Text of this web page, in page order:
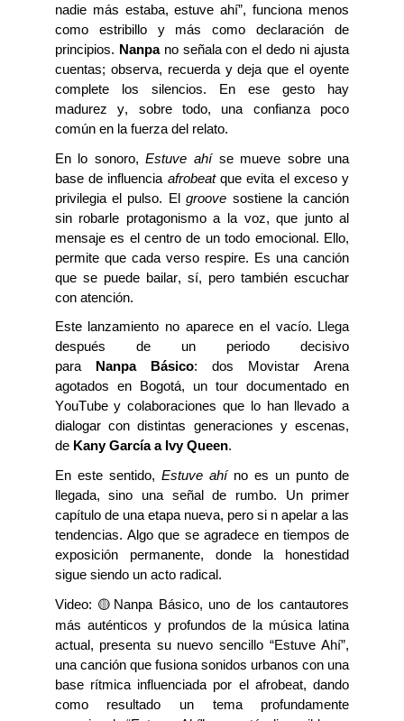
nadie más estaba, estuve ahí”,funciona menos
como estribillo y más como declaración de
principios. Nanpano señala con el dedo ni ajusta
cuentas; observa, recuerda y deja que el oyente
complete los silencios. En ese gesto hay
madurez y, sobre todo, una confianza poco
común en la fuerza del relato.
En lo sonoro,Estuve ahíse mueve sobre una
base de influencia afrobeatque evita el exceso y
privilegia el pulso. Elgroove sostiene la canción
sin robarle protagonismo a la voz, que junto al
mensaje es el centro de un todo emocional . Ello,
permite que cada verso respire. Es una canción
que se puede bailar, sí, pero también escuchar
con atención.
Este lanzamiento no aparece en el vacío. Llega
después de un periodo decisivo
para
NanpaBásico: dos Movistar Arena
agotados en Bogotá, un tour documentado en
YouTube y colaboraciones que lo han llevado a
dialogar con distintas generaciones y escenas,
de KanyGarcía a IvyQueen.
En este sentido, Estuve ahíno es un punto de
llegada, sino una señal de rumbo. Un primer
capítulo de una etapanueva, pero si n apelar a las
tendencias. Algo que se agradece en tiempos de
exposición permanente, donde
la honestidad
sigue siendo un acto radical.
Video: 🟡 Nanpa Básico, uno de los cantautores
más auténticos y profundos de la música latina
actual, presenta su nuevo sencillo “Estuve Ahí”,
una canción que fusiona sonidos urbanos con una
base rítmica influenciada por elafrobeat, dando
como resultado un tema profundamente